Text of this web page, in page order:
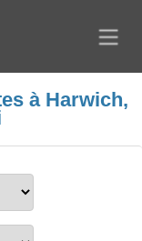
à Harwich,